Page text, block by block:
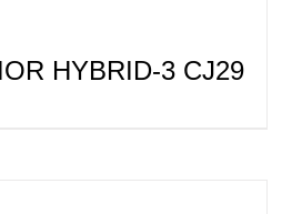
HYBRID-3 CJ29